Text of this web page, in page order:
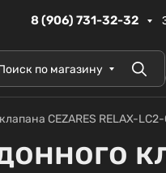
8 (906) 731-32-32
по магазину
CEZARES RELAX-